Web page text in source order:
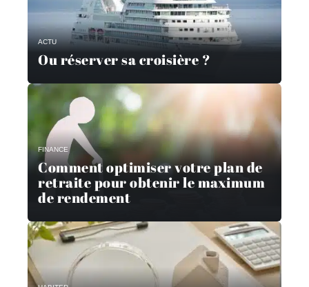
ACTU
Ou réserver sa croisière ?
FINANCE
Comment optimiser votre plan de
retraite pour obtenir le maximum
de rendement